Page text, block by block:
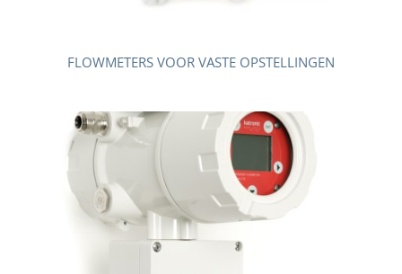
FLOWMETERS VOOR VASTE OPSTELLINGEN